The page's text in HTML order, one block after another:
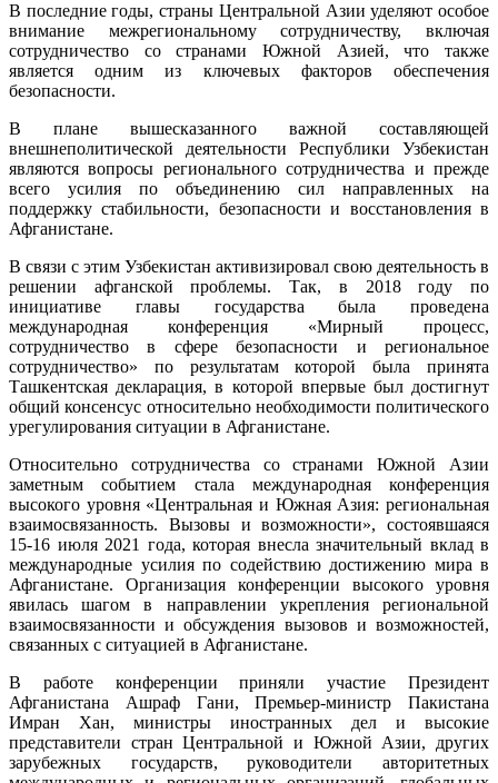
В последние годы, страны Центральной Азии уделяют особое
внимание межрегиональному сотрудничеству, включая
сотрудничество со странами Южной Азией, что также
является одним из ключевых факторов обеспечения
безопасности.
В плане вышесказанного важной составляющей
внешнеполитической деятельности Республики Узбекистан
являются вопросы регионального сотрудничества и прежде
всего усилия по объединению сил направленных на
поддержку стабильности, безопасности и восстановления в
Афганистане.
В связи с этим Узбекистан активизировал свою деятельность в
решении афганской проблемы. Так, в 2018 году по
инициативе главы государства была проведена
международная конференция «Мирный процесс,
сотрудничество в сфере безопасности и региональное
сотрудничество» по результатам которой была принята
Ташкентская декларация, в которой впервые был достигнут
общий консенсус относительно необходимости политического
урегулирования ситуации в Афганистане.
Относительно сотрудничества со странами Южной Азии
заметным событием стала международная конференция
высокого уровня «Центральная и Южная Азия: региональная
взаимосвязанность. Вызовы и возможности», состоявшаяся
15-16 июля 2021 года, которая внесла значительный вклад в
международные усилия по содействию достижению мира в
Афганистане. Организация конференции высокого уровня
явилась шагом в направлении укрепления региональной
взаимосвязанности и обсуждения вызовов и возможностей,
связанных с ситуацией в Афганистане.
В работе конференции приняли участие Президент
Афганистана Ашраф Гани, Премьер-министр Пакистана
Имран Хан, министры иностранных дел и высокие
представители стран Центральной и Южной Азии, других
зарубежных государств, руководители авторитетных